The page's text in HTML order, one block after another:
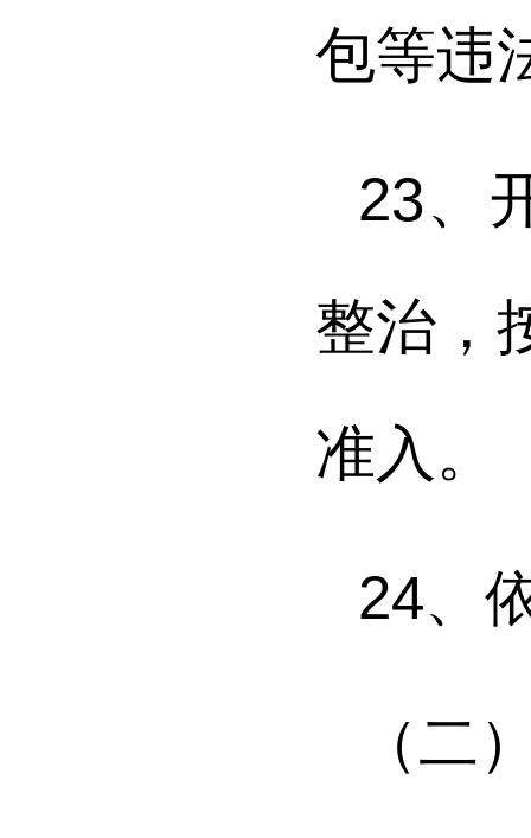
包等
23、
整治，
准入
24、
（二